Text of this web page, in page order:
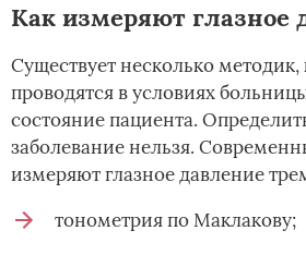
Как измеряют глазное
Существует несколько методик,
проводятся в условиях
состояние пациента.
заболевание нельзя.
измеряют глазное давление
тонометрия по Маклакову;